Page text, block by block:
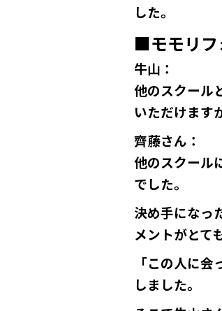
した。
■モモリフ
牛山 ：
他のスクール
いただけます
齊藤さん ：
他のスクール
でした。
決め手になっ
メントがとて
「この人に
しました。